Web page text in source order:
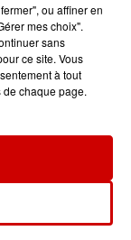
- Gagnez
au cœur
ou affiner en
mes choix".
sans
ce site. Vous
à tout
chaque page.